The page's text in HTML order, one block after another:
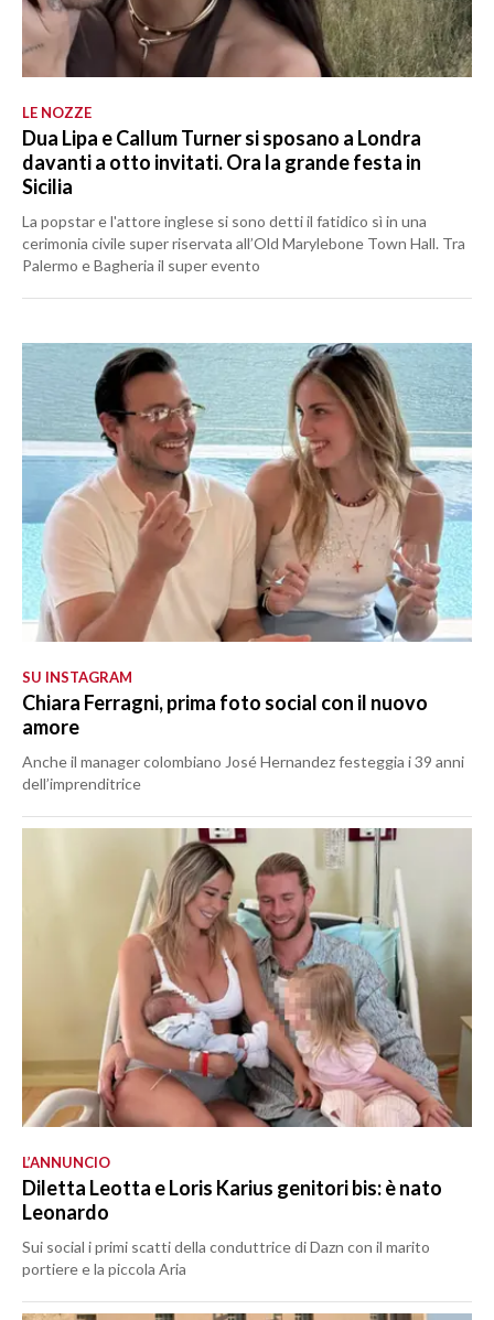
LE NOZZE
Dua Lipa e Callum Turner si sposano a Londra
davanti a otto invitati. Ora la grande festa in
Sicilia
La popstar e l'attore inglese si sono detti il fatidico sì in una
cerimonia civile super riservata all’Old Marylebone Town Hall. Tra
Palermo e Bagheria il super evento
SU INSTAGRAM
Chiara Ferragni, prima foto social con il nuovo
amore
Anche il manager colombiano José Hernandez festeggia i 39 anni
dell’imprenditrice
L’ANNUNCIO
Diletta Leotta e Loris Karius genitori bis: è nato
Leonardo
Sui social i primi scatti della conduttrice di Dazn con il marito
portiere e la piccola Aria